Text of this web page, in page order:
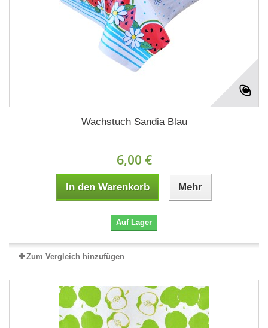
Wachstuch Sandia Blau
6,00 €
In den Warenkorb Mehr
Auf Lager
Zum Vergleich hinzufügen